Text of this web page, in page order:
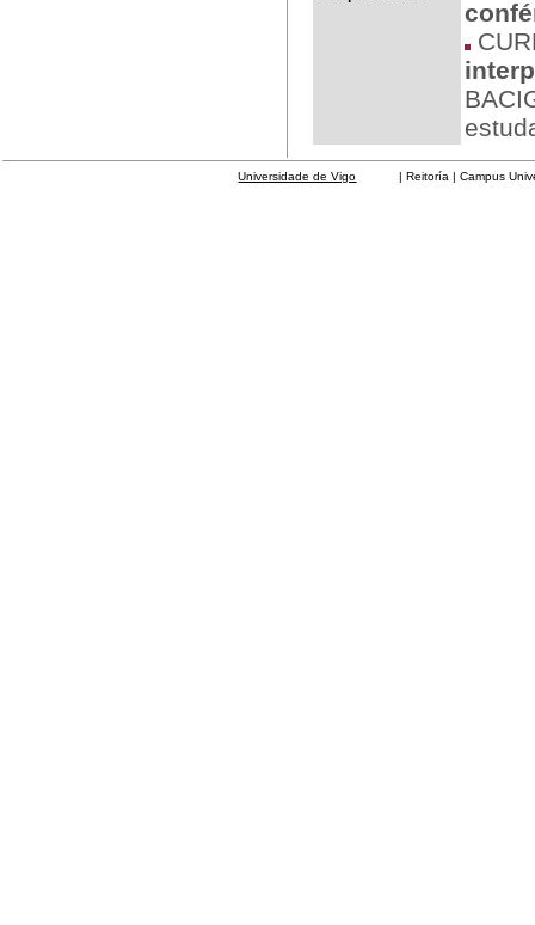
Universidade de Vigo | Reitoría | Campus